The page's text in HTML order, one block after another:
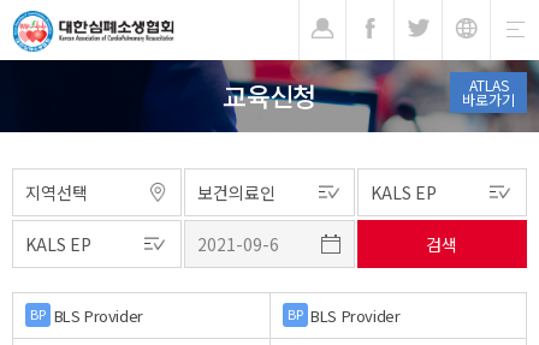
ATLAS
바로가기
교육신청
BP BLS Provider BP BLS Provider